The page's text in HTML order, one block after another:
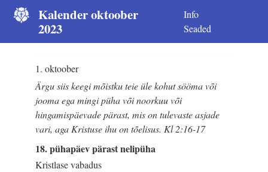
Kalender oktoober
2023
Info
Seaded
1. oktoober
Ärgu siis keegi mõistku teie üle kohut sööma või
jooma ega mingi püha või noorkuu või
hingamispäevade pärast, mis on tulevaste asjade
vari, aga Kristuse ihu on tõelisus. Kl 2:16-17
18. pühapäev pärast nelipüha
Kristlase vabadus